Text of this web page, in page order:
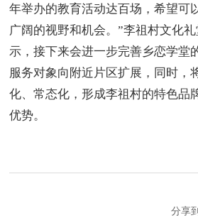
年举办的教育活动达百场，希望可
广阔的视野和机会。”李祖村文化
示，接下来会进一步完善乡恋学堂
服务对象向附近片区扩展，同时，
化、常态化，形成李祖村的特色品
优势。
分享